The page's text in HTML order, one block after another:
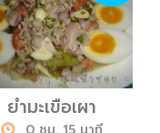
ยำมะเขือเผา